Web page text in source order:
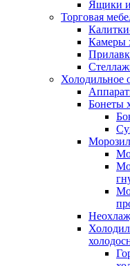
Ящики и
Торговая
Камеры
Холодильное
Бонеты